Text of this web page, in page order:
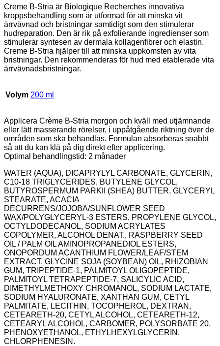
Creme B-Stria är Biologique Recherches innovativa
kroppsbehandling som är utformad för att minska vit
ärrvävnad och bristningar samtidigt som den stimulerar
hudreparation. Den är rik på exfolierande ingredienser som
stimulerar syntesen av dermala kollagenfibrer och elastin.
Creme B-Stria hjälper till att minska uppkomsten av vita
bristningar. Den rekommenderas för hud med etablerade vita
ärrvävnadsbristningar.
Volym 200 ml
Applicera Crème B-Stria morgon och kväll med utjämnande
eller lätt masserande rörelser, i uppåtgående riktning över de
områden som ska behandlas. Formulan absorberas snabbt
så att du kan klä på dig direkt efter applicering.
Optimal behandlingstid: 2 månader
WATER (AQUA), DICAPRYLYL CARBONATE, GLYCERIN,
C10-18 TRIGLYCERIDES, BUTYLENE GLYCOL,
BUTYROSPERMUM PARKII (SHEA) BUTTER, GLYCERYL
STEARATE, ACACIA
DECURRENS/JOJOBA/SUNFLOWER SEED
WAX/POLYGLYCERYL-3 ESTERS, PROPYLENE GLYCOL,
OCTYLDODECANOL, SODIUM ACRYLATES
COPOLYMER, ALCOHOL DENAT., RASPBERRY SEED
OIL / PALM OIL AMINOPROPANEDIOL ESTERS,
ONOPORDUM ACANTHIUM FLOWER/LEAF/STEM
EXTRACT, GLYCINE SOJA (SOYBEAN) OIL, RHIZOBIAN
GUM, TRIPEPTIDE-1, PALMITOYL OLIGOPEPTIDE,
PALMITOYL TETRAPEPTIDE-7, SALICYLIC ACID,
DIMETHYLMETHOXY CHROMANOL, SODIUM LACTATE,
SODIUM HYALURONATE, XANTHAN GUM, CETYL
PALMITATE, LECITHIN, TOCOPHEROL, DEXTRAN,
CETEARETH-20, CETYL ALCOHOL, CETEARETH-12,
CETEARYL ALCOHOL, CARBOMER, POLYSORBATE 20,
PHENOXYETHANOL, ETHYLHEXYLGLYCERIN,
CHLORPHENESIN.